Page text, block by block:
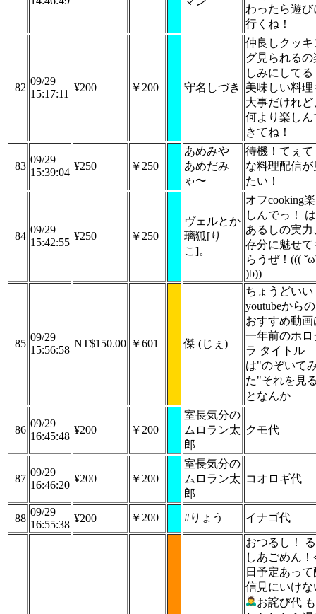
わったら遊び
行くね！
82
09/29
15:17:11
¥200 ￥200 守名しづき
仲良しクッキ
グ見られるの
しみにしてる
美味しい料理
大事だけれど
何より楽しん
きてね！
83
09/29
15:39:04
¥250 ￥250
あめみや
あめだみ
ゃ〜
待機！てぇて
な料理配信が
たい！
84
09/29
15:42:55
¥250 ￥250
ヴェルとか
璃狐[り
こ]。
オフcooking楽
しんでっ！ は
あるしの実力
存分に魅せて
らうぜ！(((
)b))
85
09/29
15:56:58
NT$150.00 ￥601 傑 (じぇ)
ちょうどいい
youtubeからの
おすすめ動画
一年前のホロ
ラ タイトル
は"のぞいて
た"それを見
となんか
86
09/29
16:45:48
¥200 ￥200
室長気分の
ムロラン太
郎
クモ代
87
09/29
16:46:20
¥200 ￥200
室長気分の
ムロラン太
郎
コオロギ代
88
09/29
16:55:38
¥200 ￥200 #りょう イナゴ代
おつるし！ る
しあごめん！
日予定あって
信見にいけな
お詫び代 も